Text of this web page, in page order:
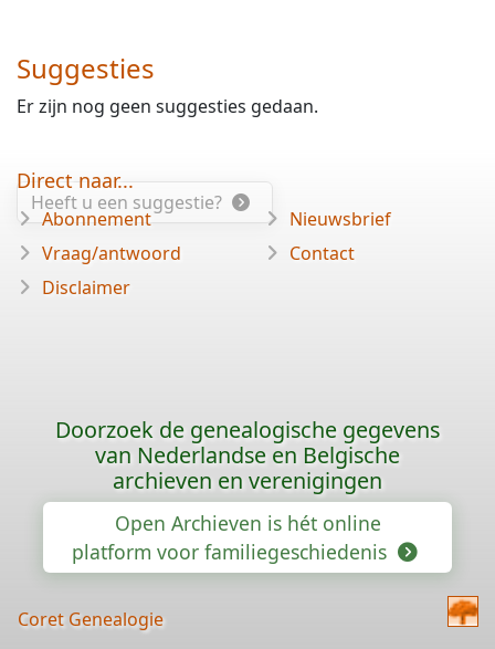
Suggesties
Er zijn nog geen suggesties gedaan.
Heeft u een suggestie?
Direct naar...
Abonnement
Vraag/antwoord
Disclaimer
Nieuwsbrief
Contact
Doorzoek de genealogische gegevens
van Nederlandse en Belgische
archieven en verenigingen
Open Archieven is hét online
platform voor familiegeschiedenis
Coret Genealogie